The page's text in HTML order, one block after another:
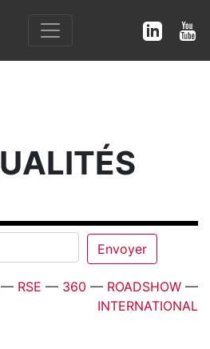
— RSE — 360 — ROADSHOW —
INTERNATIONAL